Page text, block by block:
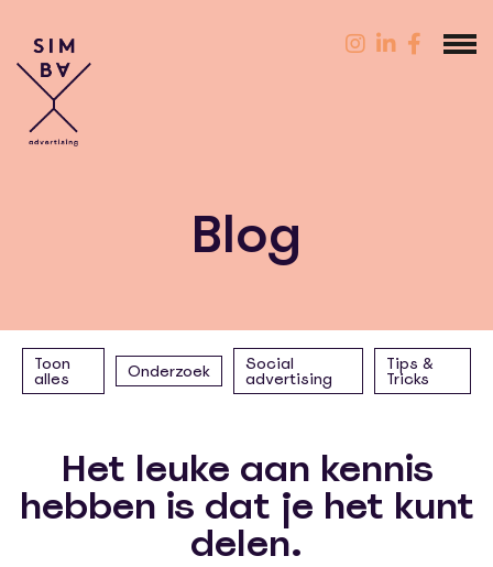
Blog
Toon
alles Onderzoek Social
advertising
Tips &
Tricks
Het leuke aan kennis
hebben is dat je het kunt
delen.